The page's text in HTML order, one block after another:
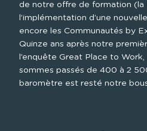
de notre offre de formation (la
l’implémentation d’une
encore les Communautés by
Quinze ans après notre
l’enquête Great Place to
sommes passés de 400 à 2
baromètre est resté notre